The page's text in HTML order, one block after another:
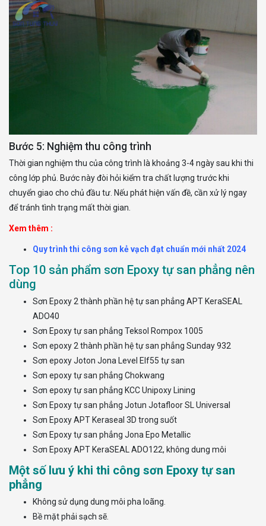
Bước 5: Nghiệm thu công trình
Thời gian nghiệm thu của công trình là khoảng 3-4 ngày sau khi thi
công lớp phủ. Bước này đòi hỏi kiểm tra chất lượng trước khi
chuyển giao cho chủ đầu tư. Nếu phát hiện vấn đề, cần xử lý ngay
để tránh tình trạng mất thời gian.
Xem thêm :
Quy trình thi công sơn kẻ vạch đạt chuẩn mới nhất 2024
Top 10 sản phẩm sơn Epoxy tự san phẳng nên
dùng
Sơn Epoxy 2 thành phần hệ tự san phẳng APT KeraSEAL
ADO40
Sơn Epoxy tự san phẳng Teksol Rompox 1005
Sơn epoxy 2 thành phần hệ tự san phẳng Sunday 932
Sơn epoxy Joton Jona Level Elf55 tự san
Sơn epoxy tự san phẳng Chokwang
Sơn epoxy tự san phẳng KCC Unipoxy Lining
Sơn Epoxy tự san phẳng Jotun Jotafloor SL Universal
Sơn Epoxy APT Keraseal 3D trong suốt
Sơn Epoxy tự san phẳng Jona Epo Metallic
Sơn Epoxy APT KeraSEAL ADO122, không dung môi
Một số lưu ý khi thi công sơn Epoxy tự san
phẳng
Không sử dụng dung môi pha loãng.
Bề mặt phải sạch sẽ.